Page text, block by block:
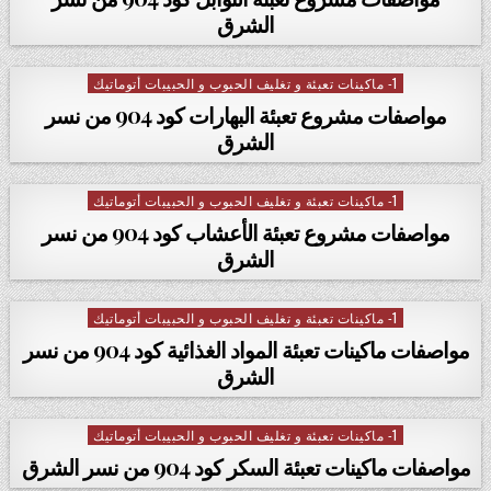
الشرق
Posted in1- ماكينات تعبئة و تغليف الحبوب و الحبيبات أتوماتيك
مواصفات مشروع تعبئة البهارات كود 904 من نسر
الشرق
Posted in1- ماكينات تعبئة و تغليف الحبوب و الحبيبات أتوماتيك
مواصفات مشروع تعبئة الأعشاب كود 904 من نسر
الشرق
Posted in1- ماكينات تعبئة و تغليف الحبوب و الحبيبات أتوماتيك
مواصفات ماكينات تعبئة المواد الغذائية كود 904 من نسر
الشرق
Posted in1- ماكينات تعبئة و تغليف الحبوب و الحبيبات أتوماتيك
مواصفات ماكينات تعبئة السكر كود 904 من نسر الشرق